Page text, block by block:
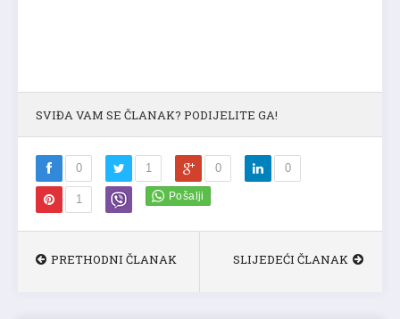
SVIĐA VAM SE ČLANAK? PODIJELITE GA!
0 1 0 0
1
PRETHODNI ČLANAK SLIJEDEĆI ČLANAK